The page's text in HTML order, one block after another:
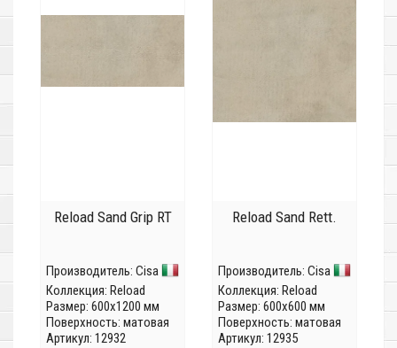
Reload Sand Grip RT
Производитель: Cisa
Коллекция: Reload
Размер: 600x1200 мм
Поверхность: матовая
Артикул: 12932
Reload Sand Rett.
Производитель: Cisa
Коллекция: Reload
Размер: 600x600 мм
Поверхность: матовая
Артикул: 12935